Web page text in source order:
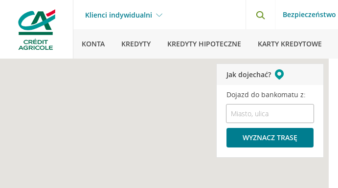
Klienci indywidualni Bezpieczeństwo
KONTA KREDYTY KREDYTY HIPOTECZNE KARTY KREDYTOWE
Jak dojechać?
Dojazd do bankomatu z:
WYZNACZ TRASĘ